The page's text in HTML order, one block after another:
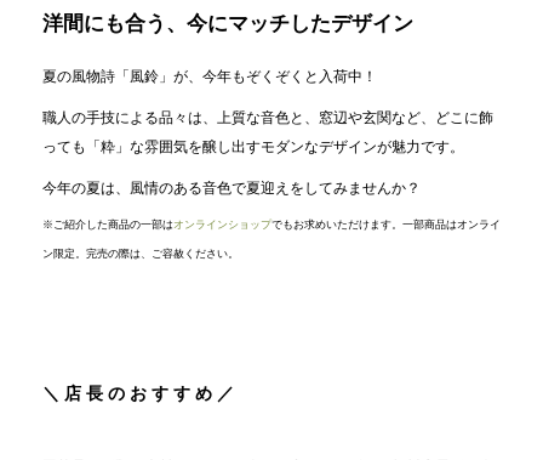
洋間にも合う、今にマッチしたデザイン
夏の風物詩「風鈴」が、今年もぞくぞくと入荷中！
職人の手技による品々は、上質な音色と、窓辺や玄関など、どこに飾
っても「粋」な雰囲気を醸し出すモダンなデザインが魅力です。
今年の夏は、風情のある音色で夏迎えをしてみませんか？
※ご紹介した商品の一部はオンラインショップでもお求めいただけます。一部商品はオンライ
ン限定。完売の際は、ご容赦ください。
＼ 店 長 の お す す め ／